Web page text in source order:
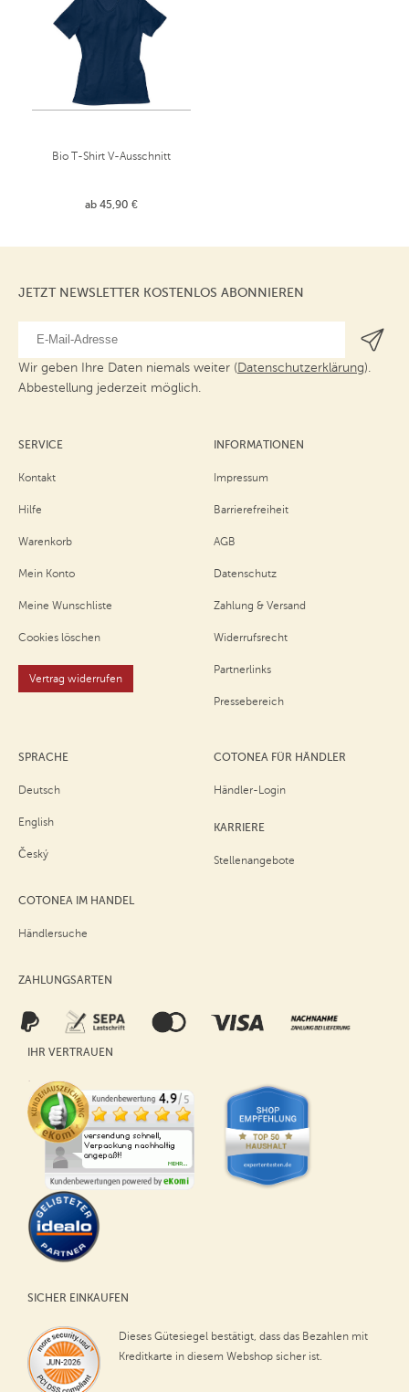
Bio T-Shirt V-Ausschnitt
ab 45,90 €
JETZT NEWSLETTER KOSTENLOS ABONNIEREN
Wir geben Ihre Daten niemals weiter (Datenschutzerklärung).
Abbestellung jederzeit möglich.
SERVICE
Kontakt
Hilfe
Warenkorb
Mein Konto
Meine Wunschliste
Cookies löschen
Vertrag widerrufen
INFORMATIONEN
Impressum
Barrierefreiheit
AGB
Datenschutz
Zahlung & Versand
Widerrufsrecht
Partnerlinks
Pressebereich
SPRACHE
Deutsch
English
Český
COTONEA IM HANDEL
Händlersuche
COTONEA FÜR HÄNDLER
Händler-Login
KARRIERE
Stellenangebote
ZAHLUNGSARTEN
IHR VERTRAUEN
SICHER EINKAUFEN
Dieses Gütesiegel bestätigt, dass das Bezahlen mit
Kreditkarte in diesem Webshop sicher ist.